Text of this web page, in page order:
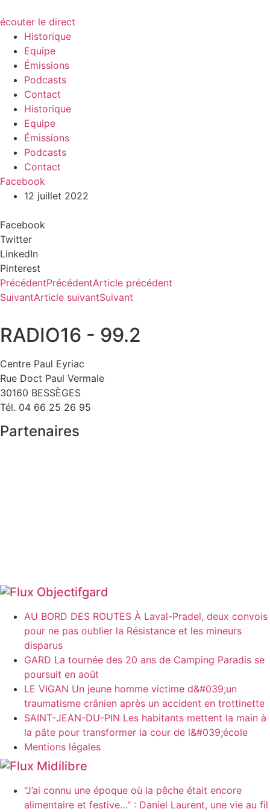
écouter le direct
Historique
Equipe
Émissions
Podcasts
Contact
Historique
Equipe
Émissions
Podcasts
Contact
Facebook
12 juillet 2022
Facebook
Twitter
LinkedIn
Pinterest
PrécédentPrécédentArticle précédent
SuivantArticle suivantSuivant
RADIO16 - 99.2
Centre Paul Eyriac
Rue Doct Paul Vermale
30160 BESSÈGES
Tél. 04 66 25 26 95
Partenaires
Objectifgard
AU BORD DES ROUTES À Laval-Pradel, deux convois
pour ne pas oublier la Résistance et les mineurs
disparus
GARD La tournée des 20 ans de Camping Paradis se
poursuit en août
LE VIGAN Un jeune homme victime d&#039;un
traumatisme crânien après un accident en trottinette
SAINT-JEAN-DU-PIN Les habitants mettent la main à
la pâte pour transformer la cour de l&#039;école
Mentions légales
Midilibre
"J’ai connu une époque où la pêche était encore
alimentaire et festive…" : Daniel Laurent, une vie au fil